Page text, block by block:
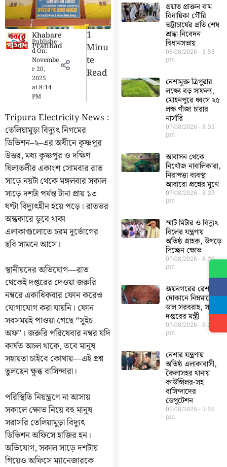
Khabare
Pratibad
Publishe
d On:
Novembe
r 20,
2025
at8:14
PM
1
Minu
Te
Read
Tripura Electricity News :
তেলিয়ামুড়া বিদ্যুৎ নিগমের
ডিভিশন–২–এর অধীনে কৃষ্ণপুর
উত্তর, মধ্য কৃষ্ণপুর ও দক্ষিণ
ঘিলাতলীর একাংশ সোমবার রাত
সাড়ে নয়টা থেকে মঙ্গলবার সকাল
সাড়ে দশটা পর্যন্ত টানা প্রায় ১৩
ঘণ্টা বিদ্যুৎহীন হয়ে পড়ে। রাতভর
অন্ধকারে ডুবে থাকা
এলাকাগুলোতে চরম দুর্ভোগের
ছবি সামনে আসে।
স্থানীয়দের অভিযোগ—রাত
থেকেই দপ্তরের দেওয়া জরুরি
নম্বরে একাধিকবার ফোন করেও
যোগাযোগ করা যায়নি। ফোন
সবসময়ই পাওয়া গেছে “সুইচ
অফ”। জরুরি পরিষেবার নম্বর যদি
কার্যত অচল থাকে, তবে মানুষ
সহায়তা চাইবে কোথায়—এই প্রশ্ন
তুলছেন ক্ষুব্ধ বাসিন্দারা।
পরিস্থিতি নিয়ন্ত্রণে না আসায়
সকালে ক্ষোভ নিয়ে বহু মানুষ
সরাসরি তেলিয়ামুড়া বিদ্যুৎ
ডিভিশন অফিসে হাজির হন।
অভিযোগ, সকাল সাড়ে দশটায়
গিয়েও অফিসে ম্যানেজারকে
প্রয়াত প্রাক্তন বাম
বিধায়িকা গৌরি
ভট্টাচার্যের প্রতি শেষ
শ্রদ্ধা নিবেদন
বিধানসভায়
08/08/2026 3:53
pm
নেশামুক্ত ত্রিপুরার
লক্ষ্যে বড় সাফল্য,
মোহনপুরে ধ্বংস ২৫
লক্ষ গাঁজা চারার
নার্সারি
07/08/2026 8:35
pm
আবাসন থেকে
নিখোঁজ নাবালিকারা,
নিরাপত্তা ব্যবস্থা
আবারো প্রশ্নের মুখে
07/08/2026 8:33
pm
স্মার্ট মিটার ও বিদ্যুৎ
বিলের যন্ত্রণায়
অতিষ্ঠ গ্রাহক, উগড়ে
দিচ্ছেন ক্ষোভ
07/08/2026 8:30
pm
জয়নগরের রেশন
দোকানে নিম্নমানের
ডাল সরবরাহ, সরব
দপ্তরের মন্ত্রী
07/08/2026 6:23
pm
নেশার যন্ত্রণায়
অতিষ্ঠ এলাকাবাসী,
কৈলাসহর থানায়
কাউন্সিলর-সহ
বাসিন্দাদের
ডেপুটেশন
06/08/2026 5:56
pm